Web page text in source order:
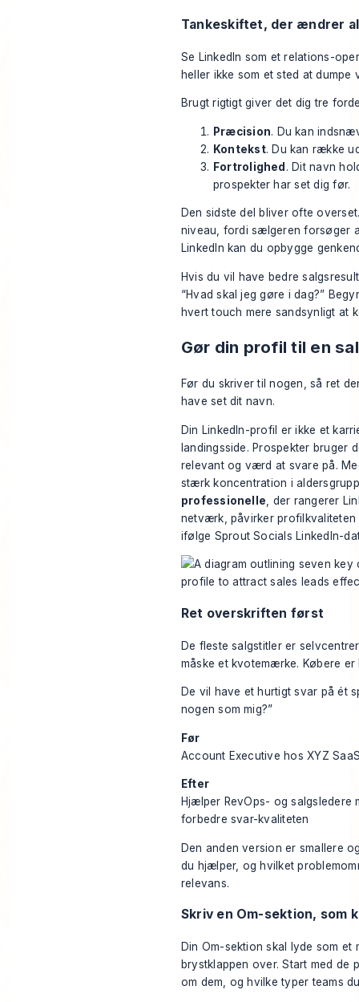
Tankeskiftet, der ændrer
Se LinkedIn som et relations-
heller ikke som et sted at dumpe
Brugt rigtigt giver det dig tre
Præcision. Du kan
Kontekst. Du kan række
Fortrolighed. Dit navn
prospekter har set dig før.
Den sidste del bliver ofte
niveau, fordi sælgeren forsøger
LinkedIn kan du opbygge
Hvis du vil have bedre
“Hvad skal jeg gøre i dag?”
hvert touch mere sandsynligt at
Gør din profil til en
Før du skriver til nogen, så ret
have set dit navn.
Din LinkedIn-profil er ikke et
landingsside. Prospekter
relevant og værd at svare på.
stærk koncentration i
professionelle , der rangerer
netværk, påvirker
ifølge Sprout Socials LinkedIn-
Ret overskriften først
De fleste salgstitler er
måske et kvotemærke. Købere er
De vil have et hurtigt svar på ét
nogen som mig?”
Før
Account Executive hos XYZ
Efter
Hjælper RevOps- og
forbedre svar-kvaliteten
Den anden version er smallere
du hjælper, og hvilket
relevans.
Skriv en Om-sektion, som
Din Om-sektion skal lyde som et
brystklappen over. Start med de
om dem, og hvilke typer teams